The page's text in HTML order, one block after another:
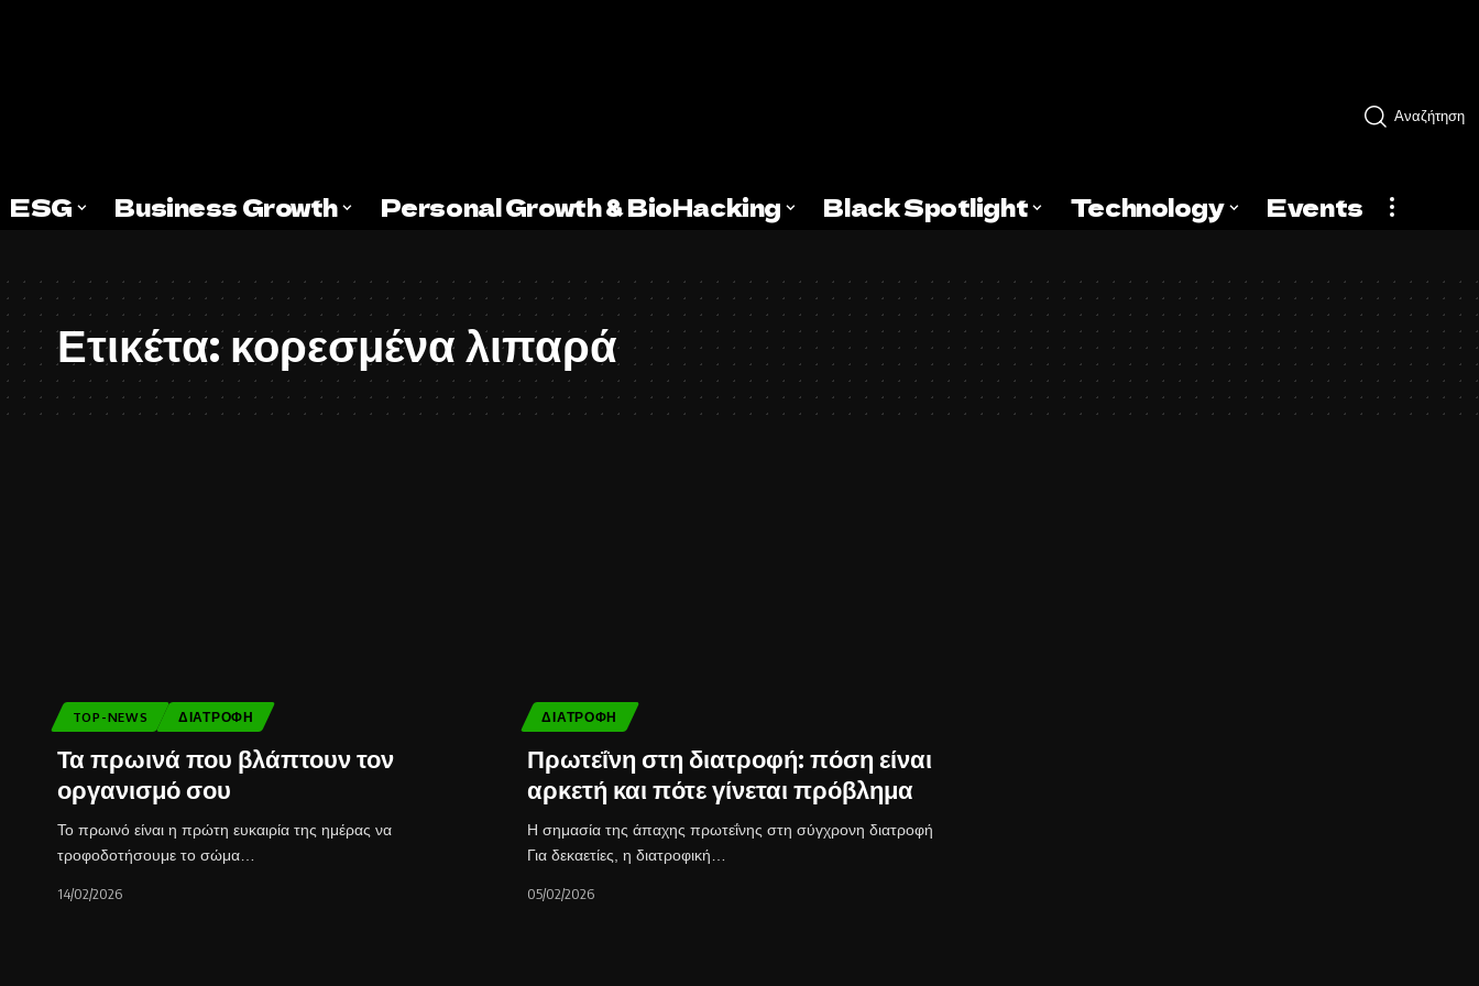
Αναζήτηση
ESG Business Growth Personal Growth & BioHacking Black Spotlight Technology Events
Ετικέτα:κορεσμένα λιπαρά
TOP-NEWS ΔΙΑΤΡΟΦΉ
Τα πρωινά που βλάπτουν τον
οργανισμό σου
Το πρωινό είναι η πρώτη ευκαιρία της ημέρας να
τροφοδοτήσουμε το σώμα…
14/02/2026
ΔΙΑΤΡΟΦΉ
Πρωτεΐνη στη διατροφή: πόση είναι
αρκετή και πότε γίνεται πρόβλημα
Η σημασία της άπαχης πρωτεΐνης στη σύγχρονη διατροφή
Για δεκαετίες, η διατροφική…
05/02/2026